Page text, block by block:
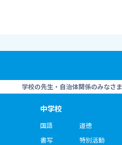
学校の先生・自治体関係のみなさま
中学校
国語
書写
道徳
特別活動